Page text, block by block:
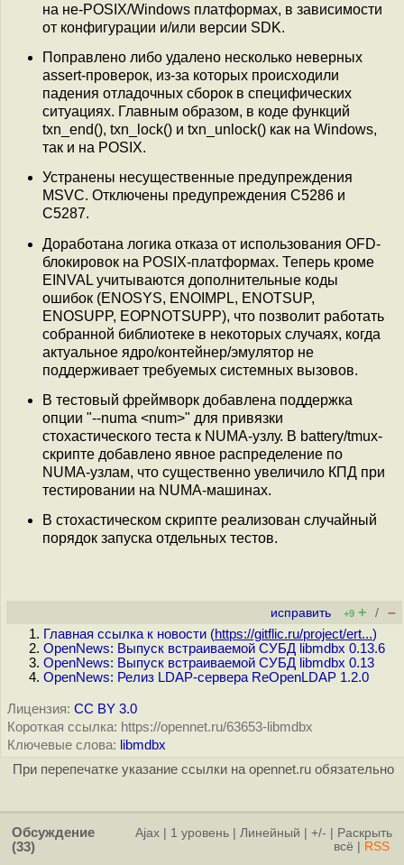
на не-POSIX/Windows платформах, в зависимости
от конфигурации и/или версии SDK.
Поправлено либо удалено несколько неверных
assert-проверок, из-за которых происходили
падения отладочных сборок в специфических
ситуациях. Главным образом, в коде функций
txn_end(), txn_lock() и txn_unlock() как на Windows,
так и на POSIX.
Устранены несущественные предупреждения
MSVC. Отключены предупреждения C5286 и
C5287.
Доработана логика отказа от использования OFD-
блокировок на POSIX-платформах. Теперь кроме
EINVAL учитываются дополнительные коды
ошибок (ENOSYS, ENOIMPL, ENOTSUP,
ENOSUPP, EOPNOTSUPP), что позволит работать
собранной библиотеке в некоторых случаях, когда
актуальное ядро/контейнер/эмулятор не
поддерживает требуемых системных вызовов.
В тестовый фреймворк добавлена поддержка
опции "--numa <num>" для привязки
стохастического теста к NUMA-узлу. В battery/tmux-
скрипте добавлено явное распределение по
NUMA-узлам, что существенно увеличило КПД при
тестировании на NUMA-машинах.
В стохастическом скрипте реализован случайный
порядок запуска отдельных тестов.
исправить +9 + / –
Главная ссылка к новости (https://gitflic.ru/project/ert...)
OpenNews: Выпуск встраиваемой СУБД libmdbx 0.13.6
OpenNews: Выпуск встраиваемой СУБД libmdbx 0.13
OpenNews: Релиз LDAP-сервера ReOpenLDAP 1.2.0
Лицензия: CC BY 3.0
Короткая ссылка: https://opennet.ru/63653-libmdbx
Ключевые слова: libmdbx
При перепечатке указание ссылки на opennet.ru обязательно
Обсуждение
(33)
Ajax 1 уровень Линейный +/-
Раскрыть
всё
RSS